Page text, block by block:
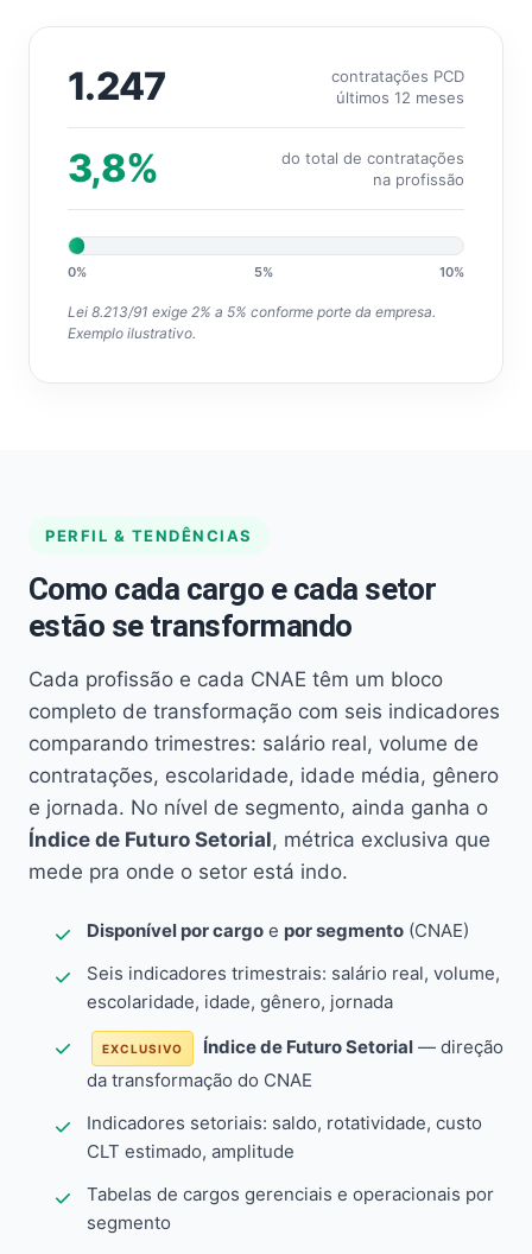
1.247
contratações PCD
últimos 12 meses
3,8%
do total de contratações
na profissão
0% 5% 10%
Lei 8.213/91 exige 2% a 5% conforme porte da empresa.
Exemplo ilustrativo.
PERFIL & TENDÊNCIAS
Como cada cargo e cada setor
estão se transformando
Cada profissão e cada CNAE têm um bloco
completo de transformação com seis indicadores
comparando trimestres: salário real, volume de
contratações, escolaridade, idade média, gênero
e jornada. No nível de segmento, ainda ganha o
Índice de Futuro Setorial, métrica exclusiva que
mede pra onde o setor está indo.
Disponível por cargo e por segmento (CNAE)
Seis indicadores trimestrais: salário real, volume,
escolaridade, idade, gênero, jornada
EXCLUSIVO Índice de Futuro Setorial — direção
da transformação do CNAE
Indicadores setoriais: saldo, rotatividade, custo
CLT estimado, amplitude
Tabelas de cargos gerenciais e operacionais por
segmento